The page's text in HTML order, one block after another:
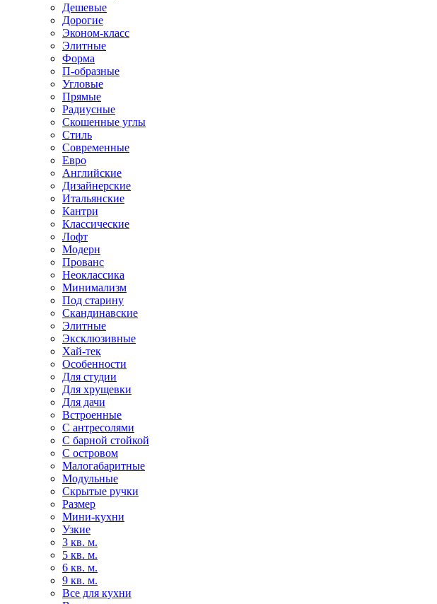
Дешевые
Дорогие
Эконом-класс
Элитные
Форма
П-образные
Угловые
Прямые
Радиусные
Скошенные углы
Стиль
Современные
Евро
Английские
Дизайнерские
Итальянские
Кантри
Классические
Лофт
Модерн
Прованс
Неоклассика
Минимализм
Под старину
Скандинавские
Элитные
Эксклюзивные
Хай-тек
Особенности
Для студии
Для хрущевки
Для дачи
Встроенные
С антресолями
С барной стойкой
С островом
Малогабаритные
Модульные
Скрытые ручки
Размер
Мини-кухни
Узкие
3 кв. м.
5 кв. м.
6 кв. м.
9 кв. м.
Все для кухни